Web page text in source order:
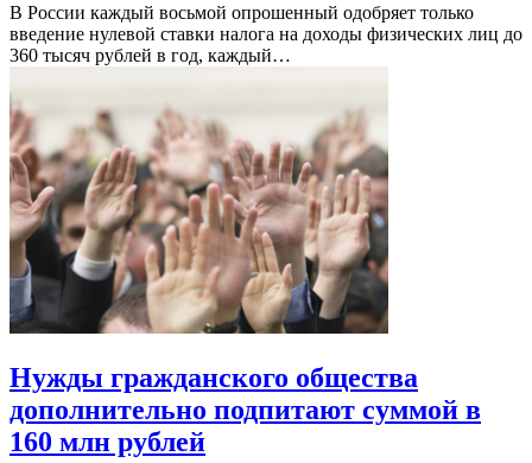
В России каждый восьмой опрошенный одобряет только
введение нулевой ставки налога на доходы физических лиц до
360 тысяч рублей в год, каждый…
Нужды гражданского общества
дополнительно подпитают суммой в
160 млн рублей